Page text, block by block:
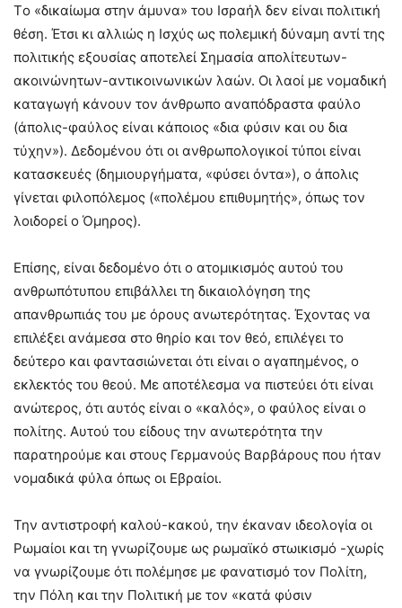
Τo «δικαίωμα στην άμυνα» του Ισραήλ δεν είναι πολιτική
θέση. Έτσι κι αλλιώς η Ισχύς ως πολεμική δύναμη αντί της
πολιτικής εξουσίας αποτελεί Σημασία απολίτευτων-
ακοινώνητων-αντικοινωνικών λαών. Οι λαοί με νομαδική
καταγωγή κάνουν τον άνθρωπο αναπόδραστα φαύλο
(άπολις-φαύλος είναι κάποιος «δια φύσιν και ου δια
τύχην»). Δεδομένου ότι οι ανθρωπολογικοί τύποι είναι
κατασκευές (δημιουργήματα, «φύσει όντα»), ο άπολις
γίνεται φιλοπόλεμος («πολέμου επιθυμητής», όπως τον
λοιδορεί ο Όμηρος).
Επίσης, είναι δεδομένο ότι ο ατομικισμός αυτού του
ανθρωπότυπου επιβάλλει τη δικαιολόγηση της
απανθρωπιάς του με όρους ανωτερότητας. Έχοντας να
επιλέξει ανάμεσα στο θηρίο και τον θεό, επιλέγει το
δεύτερο και φαντασιώνεται ότι είναι ο αγαπημένος, ο
εκλεκτός του θεού. Με αποτέλεσμα να πιστεύει ότι είναι
ανώτερος, ότι αυτός είναι ο «καλός», ο φαύλος είναι ο
πολίτης. Αυτού του είδους την ανωτερότητα την
παρατηρούμε και στους Γερμανούς Βαρβάρους που ήταν
νομαδικά φύλα όπως οι Εβραίοι.
Την αντιστροφή καλού-κακού, την έκαναν ιδεολογία οι
Ρωμαίοι και τη γνωρίζουμε ως ρωμαϊκό στωικισμό -χωρίς
να γνωρίζουμε ότι πολέμησε με φανατισμό τον Πολίτη,
την Πόλη και την Πολιτική με τον «κατά φύσιν